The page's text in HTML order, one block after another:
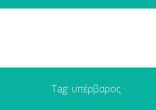
Tag: υπέρβαρος